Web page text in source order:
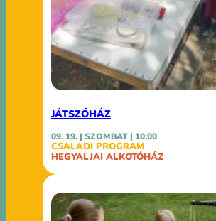
JÁTSZÓHÁZ
09. 19. | SZOMBAT | 10:00
CSALÁDI PROGRAM
HEGYALJAI ALKOTÓHÁZ